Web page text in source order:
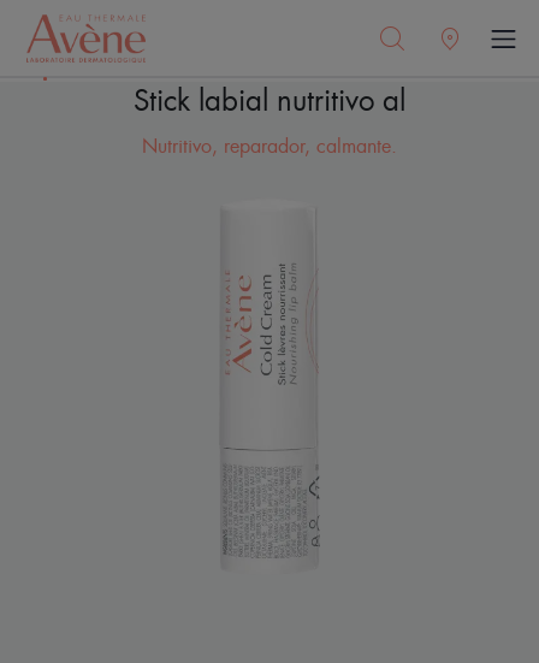
Stick labial nutritivo al
Nutritivo, reparador, calmante.